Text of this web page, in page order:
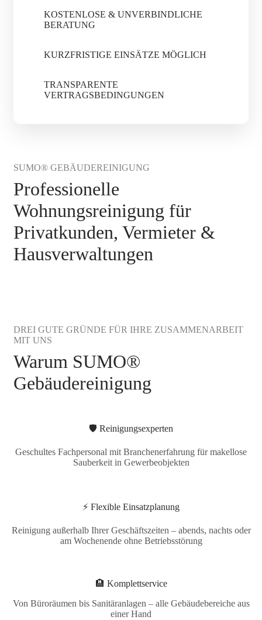
KOSTENLOSE & UNVERBINDLICHE
BERATUNG
KURZFRISTIGE EINSÄTZE MÖGLICH
TRANSPARENTE
VERTRAGSBEDINGUNGEN
SUMO® GEBÄUDEREINIGUNG
Professionelle
Wohnungsreinigung für
Privatkunden, Vermieter &
Hausverwaltungen
DREI GUTE GRÜNDE FÜR IHRE ZUSAMMENARBEIT
MIT UNS
Warum SUMO®
Gebäudereinigung
🛡️ Reinigungsexperten
Geschultes Fachpersonal mit Branchenerfahrung für makellose
Sauberkeit in Gewerbeobjekten
⚡ Flexible Einsatzplanung
Reinigung außerhalb Ihrer Geschäftszeiten – abends, nachts oder
am Wochenende ohne Betriebsstörung
🏨 Komplettservice
Von Büroräumen bis Sanitäranlagen – alle Gebäudebereiche aus
einer Hand